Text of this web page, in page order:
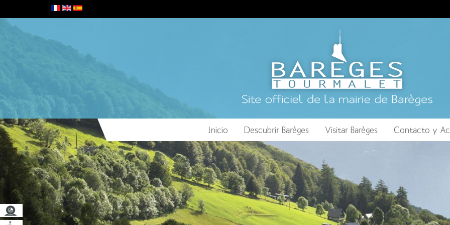
Inicio Descubrir Barèges Visitar Barèges Contacto y